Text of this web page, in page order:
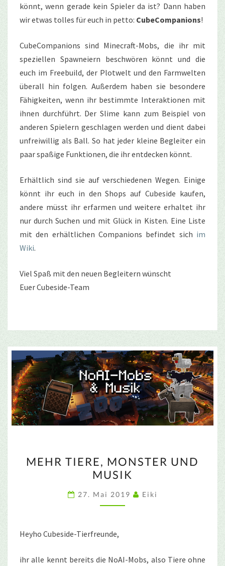
könnt, wenn gerade kein Spieler da ist? Dann haben
wir etwas tolles für euch in petto: CubeCompanions!
CubeCompanions sind Minecraft-Mobs, die ihr mit
speziellen Spawneiern beschwören könnt und die
euch im Freebuild, der Plotwelt und den Farmwelten
überall hin folgen. Außerdem haben sie besondere
Fähigkeiten, wenn ihr bestimmte Interaktionen mit
ihnen durchführt. Der Slime kann zum Beispiel von
anderen Spielern geschlagen werden und dient dabei
unfreiwillig als Ball. So hat jeder kleine Begleiter ein
paar spaßige Funktionen, die ihr entdecken könnt.
Erhältlich sind sie auf verschiedenen Wegen. Einige
könnt ihr euch in den Shops auf Cubeside kaufen,
andere müsst ihr erfarmen und weitere erhaltet ihr
nur durch Suchen und mit Glück in Kisten. Eine Liste
mit den erhältlichen Companions befindet sich im
Wiki.
Viel Spaß mit den neuen Begleitern wünscht
Euer Cubeside-Team
TIERE,
MONSTER
UND
MUSIK
MEHR TIERE, MONSTER UND
MUSIK
27. Mai 2019 Eiki
Heyho Cubeside-Tierfreunde,
ihr alle kennt bereits die NoAI-Mobs, also Tiere ohne